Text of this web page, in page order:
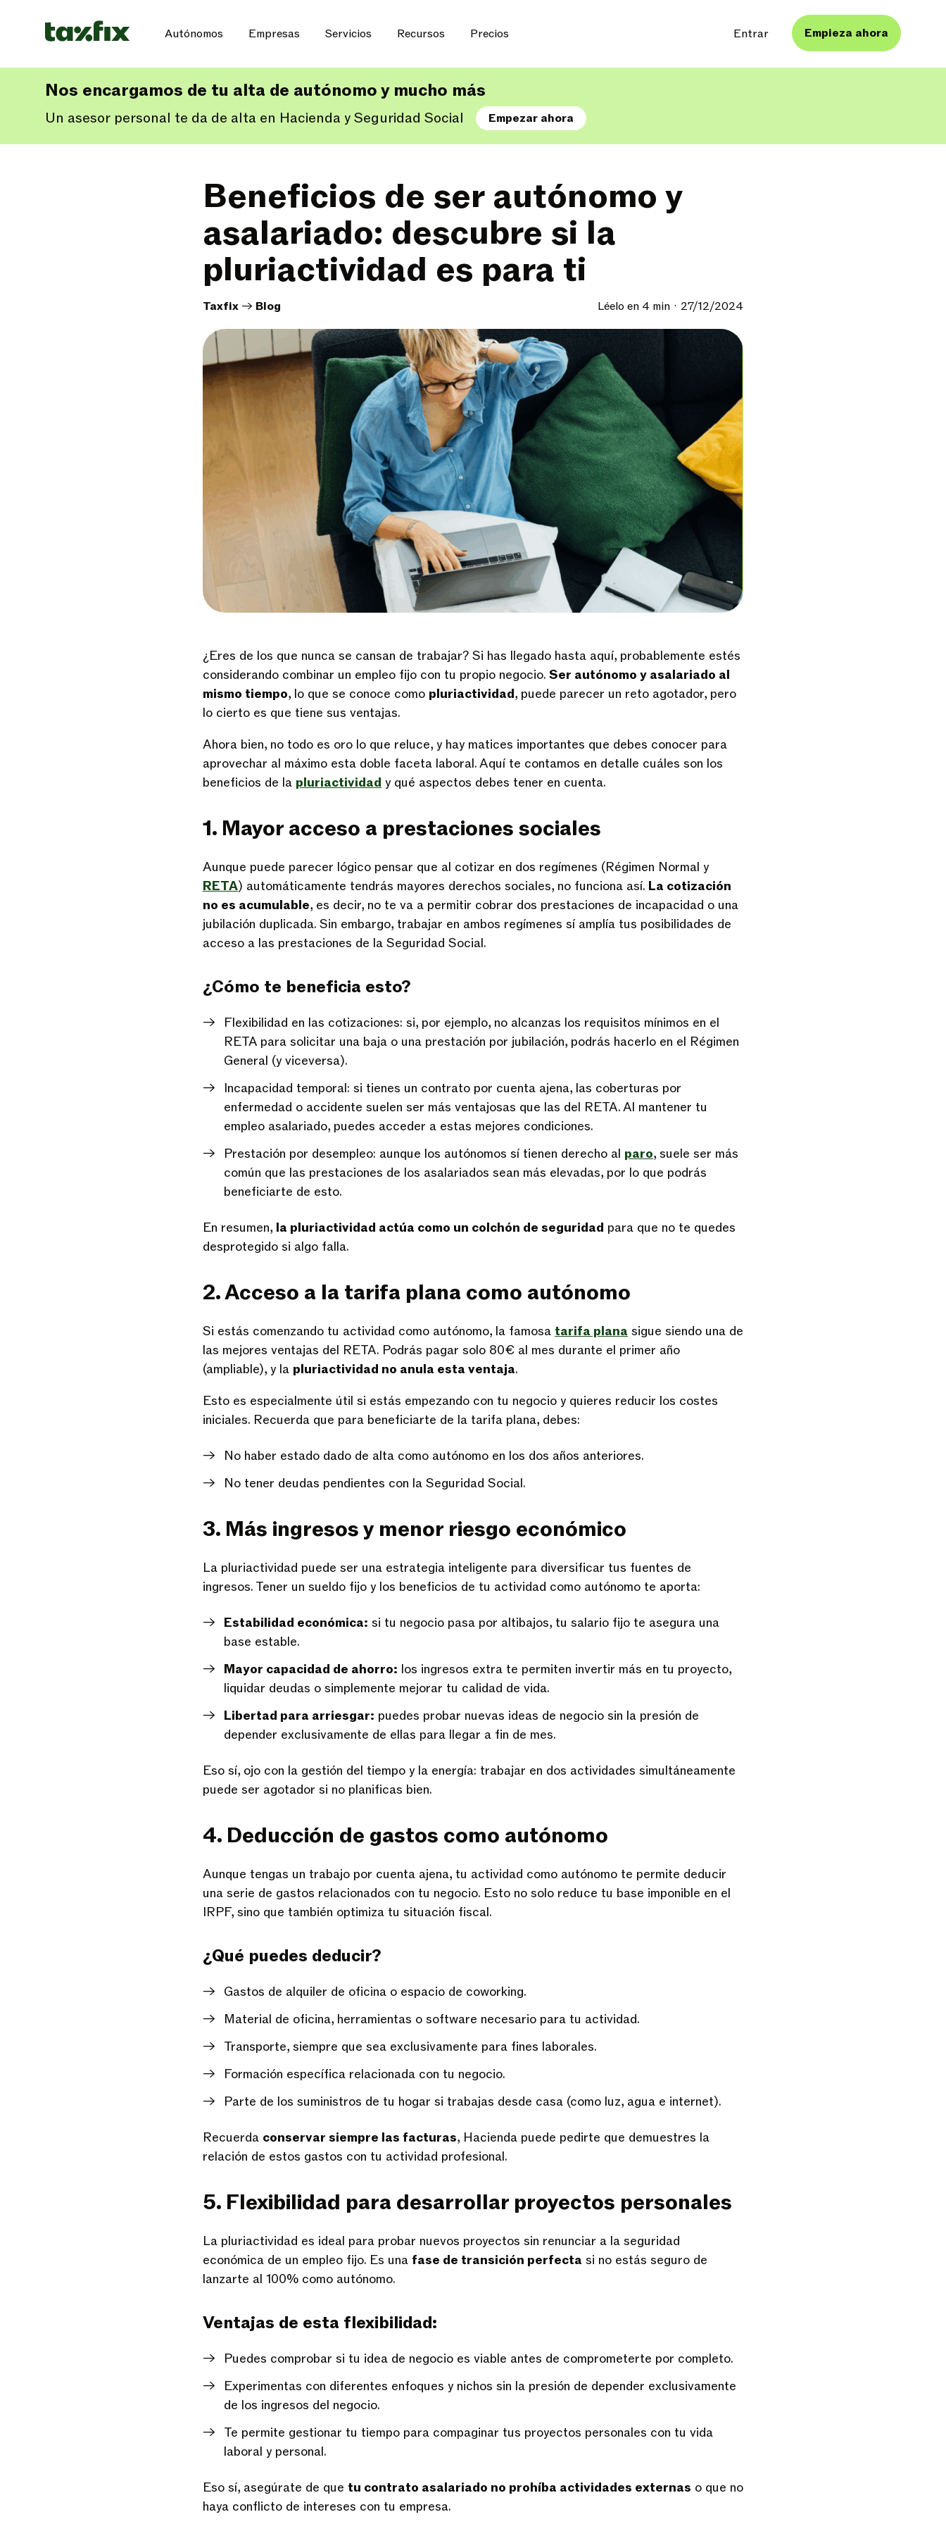
Autónomos Empresas Servicios Recursos Precios Entrar Empieza ahora
Nos encargamos de tu alta de autónomo y mucho más
Un asesor personal te da de alta en Hacienda y Seguridad Social Empezar ahora
Beneficios de ser autónomo y
asalariado: descubre si la
pluriactividad es para ti
Taxfix -> Blog Léelo en 4 min 27/12/2024
¿Eres de los que nunca se cansan de trabajar? Si has llegado hasta aquí, probablemente estés
considerando combinar un empleo fijo con tu propio negocio. Ser autónomo y asalariado al
mismo tiempo, lo que se conoce como pluriactividad, puede parecer un reto agotador, pero
lo cierto es que tiene sus ventajas.
Ahora bien, no todo es oro lo que reluce, y hay matices importantes que debes conocer para
aprovechar al máximo esta doble faceta laboral. Aquí te contamos en detalle cuáles son los
beneficios de la pluriactividad y qué aspectos debes tener en cuenta.
1. Mayor acceso a prestaciones sociales
Aunque puede parecer lógico pensar que al cotizar en dos regímenes (Régimen Normal y
RETA) automáticamente tendrás mayores derechos sociales, no funciona así. La cotización
no es acumulable, es decir, no te va a permitir cobrar dos prestaciones de incapacidad o una
jubilación duplicada. Sin embargo, trabajar en ambos regímenes sí amplía tus posibilidades de
acceso a las prestaciones de la Seguridad Social.
¿Cómo te beneficia esto?
Flexibilidad en las cotizaciones: si, por ejemplo, no alcanzas los requisitos mínimos en el
RETA para solicitar una baja o una prestación por jubilación, podrás hacerlo en el Régimen
General (y viceversa).
Incapacidad temporal: si tienes un contrato por cuenta ajena, las coberturas por
enfermedad o accidente suelen ser más ventajosas que las del RETA. Al mantener tu
empleo asalariado, puedes acceder a estas mejores condiciones.
Prestación por desempleo: aunque los autónomos sí tienen derecho al paro, suele ser más
común que las prestaciones de los asalariados sean más elevadas, por lo que podrás
beneficiarte de esto.
En resumen, la pluriactividad actúa como un colchón de seguridad para que no te quedes
desprotegido si algo falla.
2. Acceso a la tarifa plana como autónomo
Si estás comenzando tu actividad como autónomo, la famosa tarifa plana sigue siendo una de
las mejores ventajas del RETA. Podrás pagar solo 80€ al mes durante el primer año
(ampliable), y la pluriactividad no anula esta ventaja.
Esto es especialmente útil si estás empezando con tu negocio y quieres reducir los costes
iniciales. Recuerda que para beneficiarte de la tarifa plana, debes:
No haber estado dado de alta como autónomo en los dos años anteriores.
No tener deudas pendientes con la Seguridad Social.
3. Más ingresos y menor riesgo económico
La pluriactividad puede ser una estrategia inteligente para diversificar tus fuentes de
ingresos. Tener un sueldo fijo y los beneficios de tu actividad como autónomo te aporta:
Estabilidad económica: si tu negocio pasa por altibajos, tu salario fijo te asegura una
base estable.
Mayor capacidad de ahorro: los ingresos extra te permiten invertir más en tu proyecto,
liquidar deudas o simplemente mejorar tu calidad de vida.
Libertad para arriesgar: puedes probar nuevas ideas de negocio sin la presión de
depender exclusivamente de ellas para llegar a fin de mes.
Eso sí, ojo con la gestión del tiempo y la energía: trabajar en dos actividades simultáneamente
puede ser agotador si no planificas bien.
4. Deducción de gastos como autónomo
Aunque tengas un trabajo por cuenta ajena, tu actividad como autónomo te permite deducir
una serie de gastos relacionados con tu negocio. Esto no solo reduce tu base imponible en el
IRPF, sino que también optimiza tu situación fiscal.
¿Qué puedes deducir?
Gastos de alquiler de oficina o espacio de coworking.
Material de oficina, herramientas o software necesario para tu actividad.
Transporte, siempre que sea exclusivamente para fines laborales.
Formación específica relacionada con tu negocio.
Parte de los suministros de tu hogar si trabajas desde casa (como luz, agua e internet).
Recuerda conservar siempre las facturas, Hacienda puede pedirte que demuestres la
relación de estos gastos con tu actividad profesional.
5. Flexibilidad para desarrollar proyectos personales
La pluriactividad es ideal para probar nuevos proyectos sin renunciar a la seguridad
económica de un empleo fijo. Es una fase de transición perfecta si no estás seguro de
lanzarte al 100% como autónomo.
Ventajas de esta flexibilidad:
Puedes comprobar si tu idea de negocio es viable antes de comprometerte por completo.
Experimentas con diferentes enfoques y nichos sin la presión de depender exclusivamente
de los ingresos del negocio.
Te permite gestionar tu tiempo para compaginar tus proyectos personales con tu vida
laboral y personal.
Eso sí, asegúrate de que tu contrato asalariado no prohíba actividades externas o que no
haya conflicto de intereses con tu empresa.